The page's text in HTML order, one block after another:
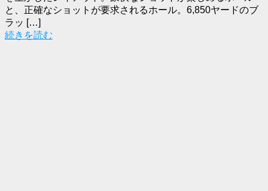
と、正確なショットが要求されるホール。6,850ヤードのブ
ラッ […]
続きを読む